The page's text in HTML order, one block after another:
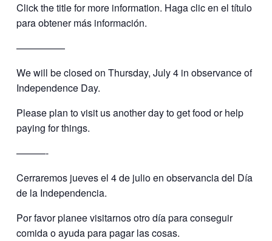
Click the title for more information. Haga clic en el título
para obtener más información.
—————
We will be closed on Thursday, July 4 in observance of
Independence Day.
Please plan to visit us another day to get food or help
paying for things.
———-
Cerraremos jueves el 4 de julio en observancia del Día
de la Independencia.
Por favor planee visitarnos otro día para conseguir
comida o ayuda para pagar las cosas.